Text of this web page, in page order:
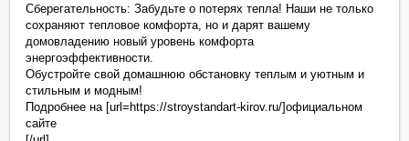
Сберегательность: Забудьте о потерях тепла! Наши не только
сохраняют тепловое комфорта, но и дарят вашему
домовладению новый уровень комфорта
энергоэффективности.
Обустройте свой домашнюю обстановку теплым и уютным и
стильным и модным!
Подробнее на [url=https://stroystandart-kirov.ru/]официальном
сайте